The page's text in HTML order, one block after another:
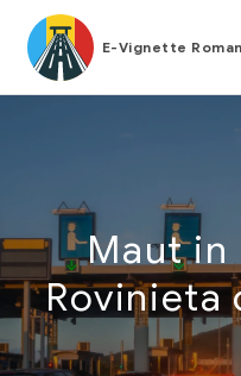
E-Vignette
Maut in
Rovinieta